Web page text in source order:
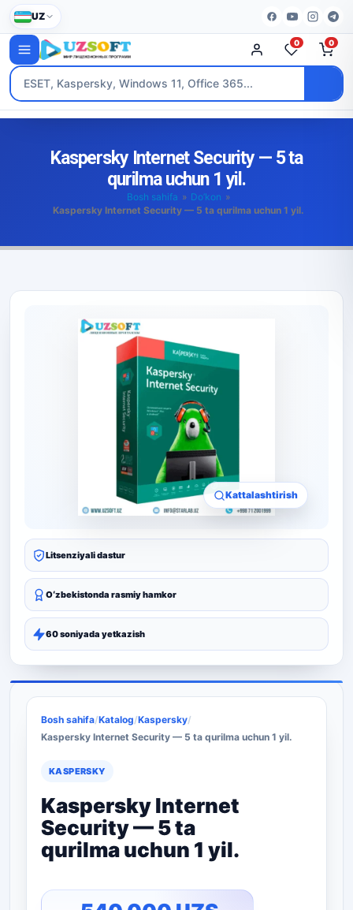
UZ
0 0
Kaspersky Internet Security — 5 ta
qurilma uchun 1 yil.
Bosh sahifa » Do’kon »
Kaspersky Internet Security — 5 ta qurilma uchun 1 yil.
Kattalashtirish
Litsenziyali dastur
Oʻzbekistonda rasmiy hamkor
60 soniyada yetkazish
Bosh sahifa/Katalog/Kaspersky/
Kaspersky Internet Security — 5 ta qurilma uchun 1 yil.
KASPERSKY
Kaspersky Internet
Security — 5 ta
qurilma uchun 1 yil.